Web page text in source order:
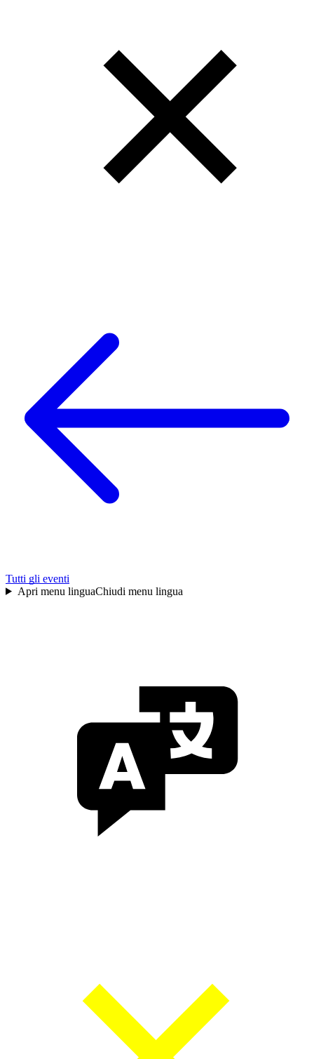
Tutti gli eventi
Apri menu linguaChiudi menu lingua